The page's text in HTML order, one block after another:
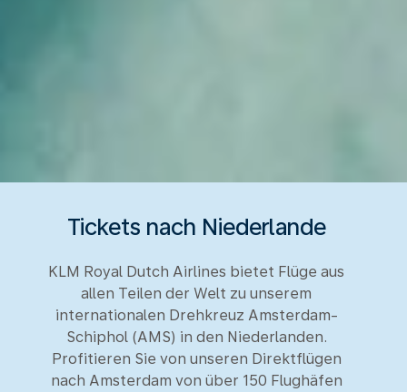
Tickets nach Niederlande
KLM Royal Dutch Airlines bietet Flüge aus
allen Teilen der Welt zu unserem
internationalen Drehkreuz Amsterdam-
Schiphol (AMS) in den Niederlanden.
Profitieren Sie von unseren Direktflügen
nach Amsterdam von über 150 Flughäfen